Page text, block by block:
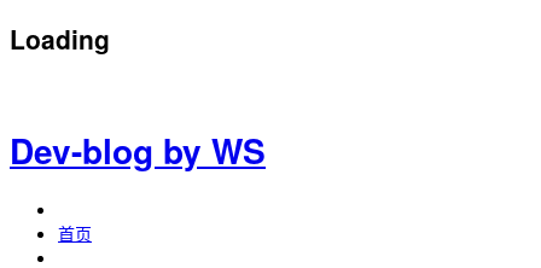
Loading
Dev-blog by WS
首页